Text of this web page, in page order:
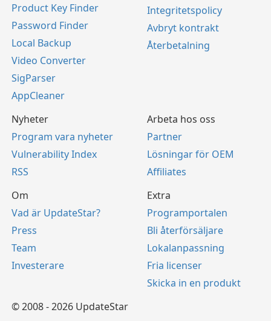
Product Key Finder
Password Finder
Local Backup
Video Converter
SigParser
AppCleaner
Integritetspolicy
Avbryt kontrakt
Återbetalning
Nyheter
Program vara nyheter
Vulnerability Index
RSS
Arbeta hos oss
Partner
Lösningar för OEM
Affiliates
Om
Vad är UpdateStar?
Press
Team
Investerare
Extra
Programportalen
Bli återförsäljare
Lokalanpassning
Fria licenser
Skicka in en produkt
© 2008 - 2026 UpdateStar